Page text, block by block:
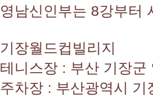
영남신인부는 8강부터
기장월드컵빌리지
테니스장 : 부산 기장군
주차장 : 부산광역시